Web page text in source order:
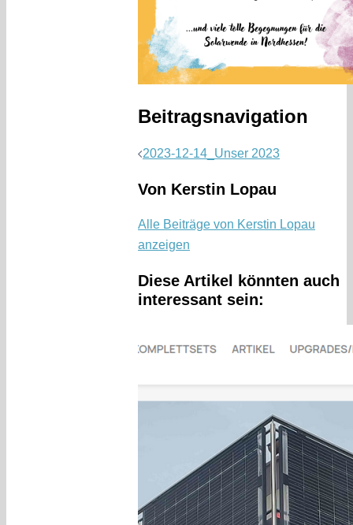
Beitragsnavigation
2023-12-14_Unser 2023
Von Kerstin Lopau
Alle Beiträge von Kerstin Lopau
anzeigen
Diese Artikel könnten auch
interessant sein: